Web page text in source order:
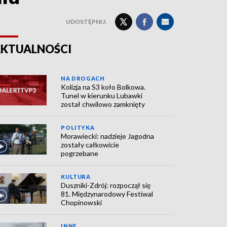
UDOSTĘPNIJ:
NA DROGACH
Kolizja na S3 koło Bolkowa.
Tunel w kierunku Lubawki
został chwilowo zamknięty
POLITYKA
Morawiecki: nadzieje Jagodna
zostały całkowicie
pogrzebane
KULTURA
Duszniki-Zdrój: rozpoczął się
81. Międzynarodowy Festiwal
Chopinowski